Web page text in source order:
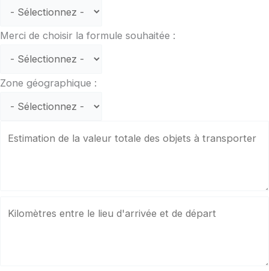
Merci de choisir la formule souhaitée :
Zone géographique :